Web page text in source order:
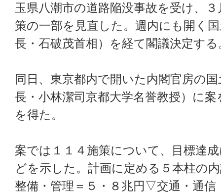
玉県八潮市の道路陥没事故を受け、
策の一部を見直した。週内にも開く
長・石破茂首相）を経て閣議決定する
同日、東京都内で開いた内閣官房の
長・小林潔司京都大学名誉教授）に
を得た。
案では１１４施策について、目標達
どを示した。計画に定める５本柱の
整備・管理＝５・８兆円▽交通・通